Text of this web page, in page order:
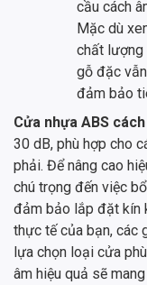
cầu cách
Mặc dù
chất lượng
gỗ đặc
đảm bảo
Cửa nhựa ABS
30 dB, phù hợp cho
phải. Để nâng cao
chú trọng đến việc
đảm bảo lắp đặt kín
thực tế của bạn, các
lựa chọn loại cửa
âm hiệu quả sẽ